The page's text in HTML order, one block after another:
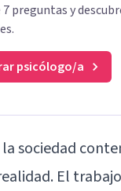
7 preguntas y
psicólogo/a
sociedad
El